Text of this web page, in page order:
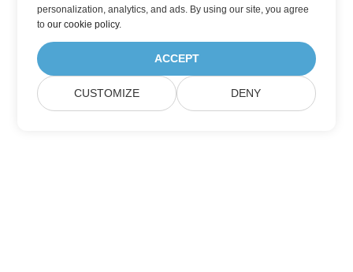
personalization, analytics, and ads. By using our site, you agree
toour cookie policy.
ACCEPT
CUSTOMIZE DENY